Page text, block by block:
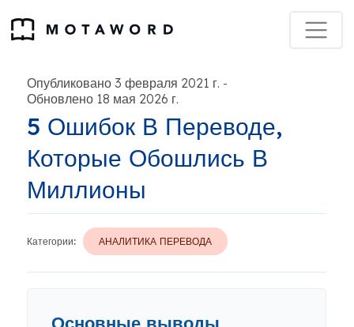
Опубликовано 3 февраля 2021 г. -
Обновлено 18 мая 2026 г.
5 Ошибок В Переводе,
Которые Обошлись В
Миллионы
Категории: АНАЛИТИКА ПЕРЕВОДА